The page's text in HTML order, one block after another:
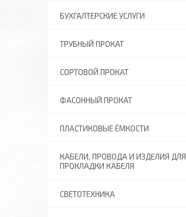
БУХГАЛТЕРСКИЕ УСЛУГИ
ТРУБНЫЙ ПРОКАТ
СОРТОВОЙ ПРОКАТ
ФАСОННЫЙ ПРОКАТ
ПЛАСТИКОВЫЕ ЁМКОСТИ
КАБЕЛИ, ПРОВОДА И ИЗДЕЛИЯ ДЛЯ
ПРОКЛАДКИ КАБЕЛЯ
СВЕТОТЕХНИКА